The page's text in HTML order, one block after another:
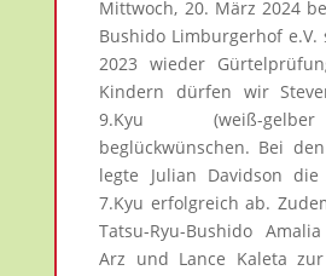
Mittwoch, 20. März 2024
Bushido Limburgerhof e.V.
2023 wieder
Kindern dürfen wir
9.Kyu (weiß-
beglückwünschen. Bei
legte Julian Davidson
7.Kyu erfolgreich ab.
Tatsu-Ryu-Bushido
Arz und Lance Kaleta